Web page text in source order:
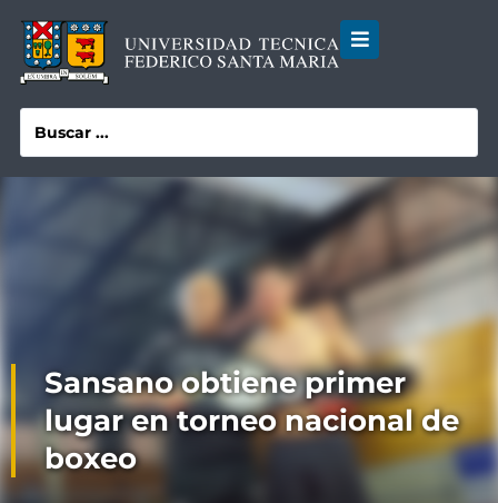
Sansano obtiene primer
lugar en torneo nacional de
boxeo